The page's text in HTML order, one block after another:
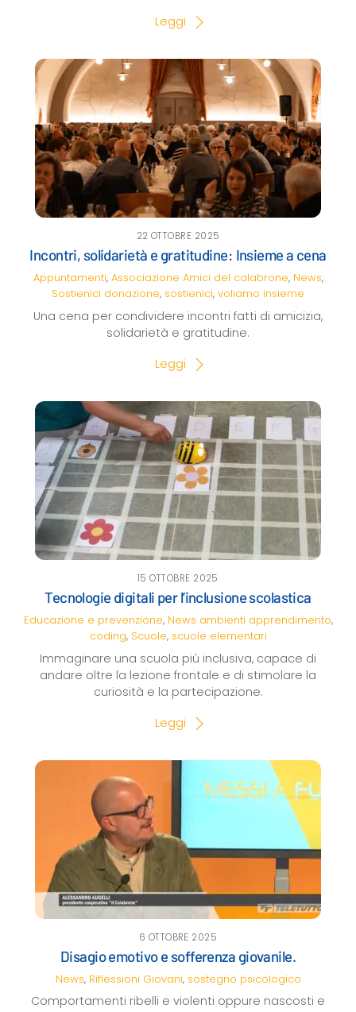
Leggi
22 OTTOBRE 2025
Incontri, solidarietà e gratitudine: Insieme a cena
Appuntamenti, Associazione Amici del calabrone, News,
Sostienici donazione, sostienici, voliamo insieme
Una cena per condividere incontri fatti di amicizia,
solidarietà e gratitudine.
Leggi
15 OTTOBRE 2025
Tecnologie digitali per l’inclusione scolastica
Educazione e prevenzione, News ambienti apprendimento,
coding, Scuole, scuole elementari
Immaginare una scuola più inclusiva, capace di
andare oltre la lezione frontale e di stimolare la
curiosità e la partecipazione.
Leggi
6 OTTOBRE 2025
Disagio emotivo e sofferenza giovanile.
News, Riflessioni Giovani, sostegno psicologico
Comportamenti ribelli e violenti oppure nascosti e